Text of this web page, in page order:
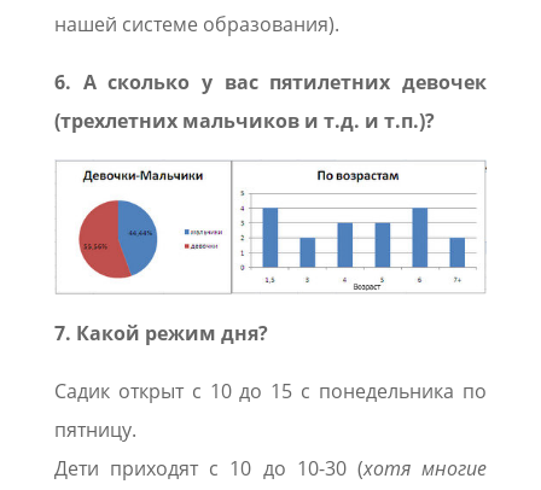
нашей системе образования).
6. А сколько у вас пятилетних девочек
(трехлетних мальчиков и т.д. и т.п.)?
7. Какой режим дня?
Садик открыт с 10 до 15 с понедельника по
пятницу.
Дети приходят с 10 до 10-30 (хотя многие